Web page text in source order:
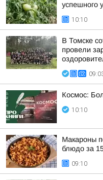
успешного
10:10
В Томске
провели
Космос:
10:10
Макароны
блюдо за
09:10